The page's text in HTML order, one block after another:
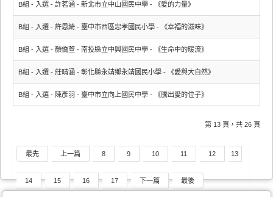
B組 - 入選 - 許茗涵 - 新北市立中山國民中學 - 《愛的力量》
B組 - 入選 - 許恩綺 - 臺中市西區忠孝國民小學 - 《幸福的滋味》
B組 - 入選 - 顏僑萱 - 南投縣立中興國民中學 - 《生命中的暖流》
B組 - 入選 - 莊晴涵 - 彰化縣永靖鄉永靖國民小學 - 《愛與大自然》
B組 - 入選 - 陳彥羽 - 臺中市立向上國民中學 - 《騰出愛的位子》
第 13 頁，共 26 頁
最先 上一篇 8 9 10 11 12 13
14 15 16 17 下一篇 最後